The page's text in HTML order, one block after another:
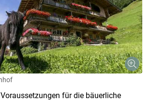
für die bäuerliche